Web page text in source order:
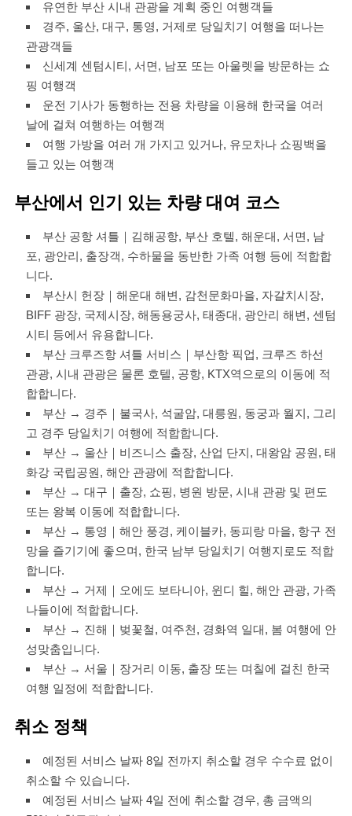
유연한 부산 시내 관광을 계획 중인 여행객들
경주, 울산, 대구, 통영, 거제로 당일치기 여행을 떠나는
관광객들
신세계 센텀시티, 서면, 남포 또는 아울렛을 방문하는 쇼
핑 여행객
운전 기사가 동행하는 전용 차량을 이용해 한국을 여러
날에 걸쳐 여행하는 여행객
여행 가방을 여러 개 가지고 있거나, 유모차나 쇼핑백을
들고 있는 여행객
부산에서 인기 있는 차량 대여 코스
부산 공항 셔틀｜김해공항, 부산 호텔, 해운대, 서면, 남
포, 광안리, 출장객, 수하물을 동반한 가족 여행 등에 적합합
니다.
부산시 헌장｜해운대 해변, 감천문화마을, 자갈치시장,
BIFF 광장, 국제시장, 해동용궁사, 태종대, 광안리 해변, 센텀
시티 등에서 유용합니다.
부산 크루즈항 셔틀 서비스｜부산항 픽업, 크루즈 하선
관광, 시내 관광은 물론 호텔, 공항, KTX역으로의 이동에 적
합합니다.
부산 → 경주｜불국사, 석굴암, 대릉원, 동궁과 월지, 그리
고 경주 당일치기 여행에 적합합니다.
부산 → 울산｜비즈니스 출장, 산업 단지, 대왕암 공원, 태
화강 국립공원, 해안 관광에 적합합니다.
부산 → 대구｜출장, 쇼핑, 병원 방문, 시내 관광 및 편도
또는 왕복 이동에 적합합니다.
부산 → 통영｜해안 풍경, 케이블카, 동피랑 마을, 항구 전
망을 즐기기에 좋으며, 한국 남부 당일치기 여행지로도 적합
합니다.
부산 → 거제｜오에도 보타니아, 윈디 힐, 해안 관광, 가족
나들이에 적합합니다.
부산 → 진해｜벚꽃철, 여주천, 경화역 일대, 봄 여행에 안
성맞춤입니다.
부산 → 서울｜장거리 이동, 출장 또는 며칠에 걸친 한국
여행 일정에 적합합니다.
취소 정책
예정된 서비스 날짜 8일 전까지 취소할 경우 수수료 없이
취소할 수 있습니다.
예정된 서비스 날짜 4일 전에 취소할 경우, 총 금액의